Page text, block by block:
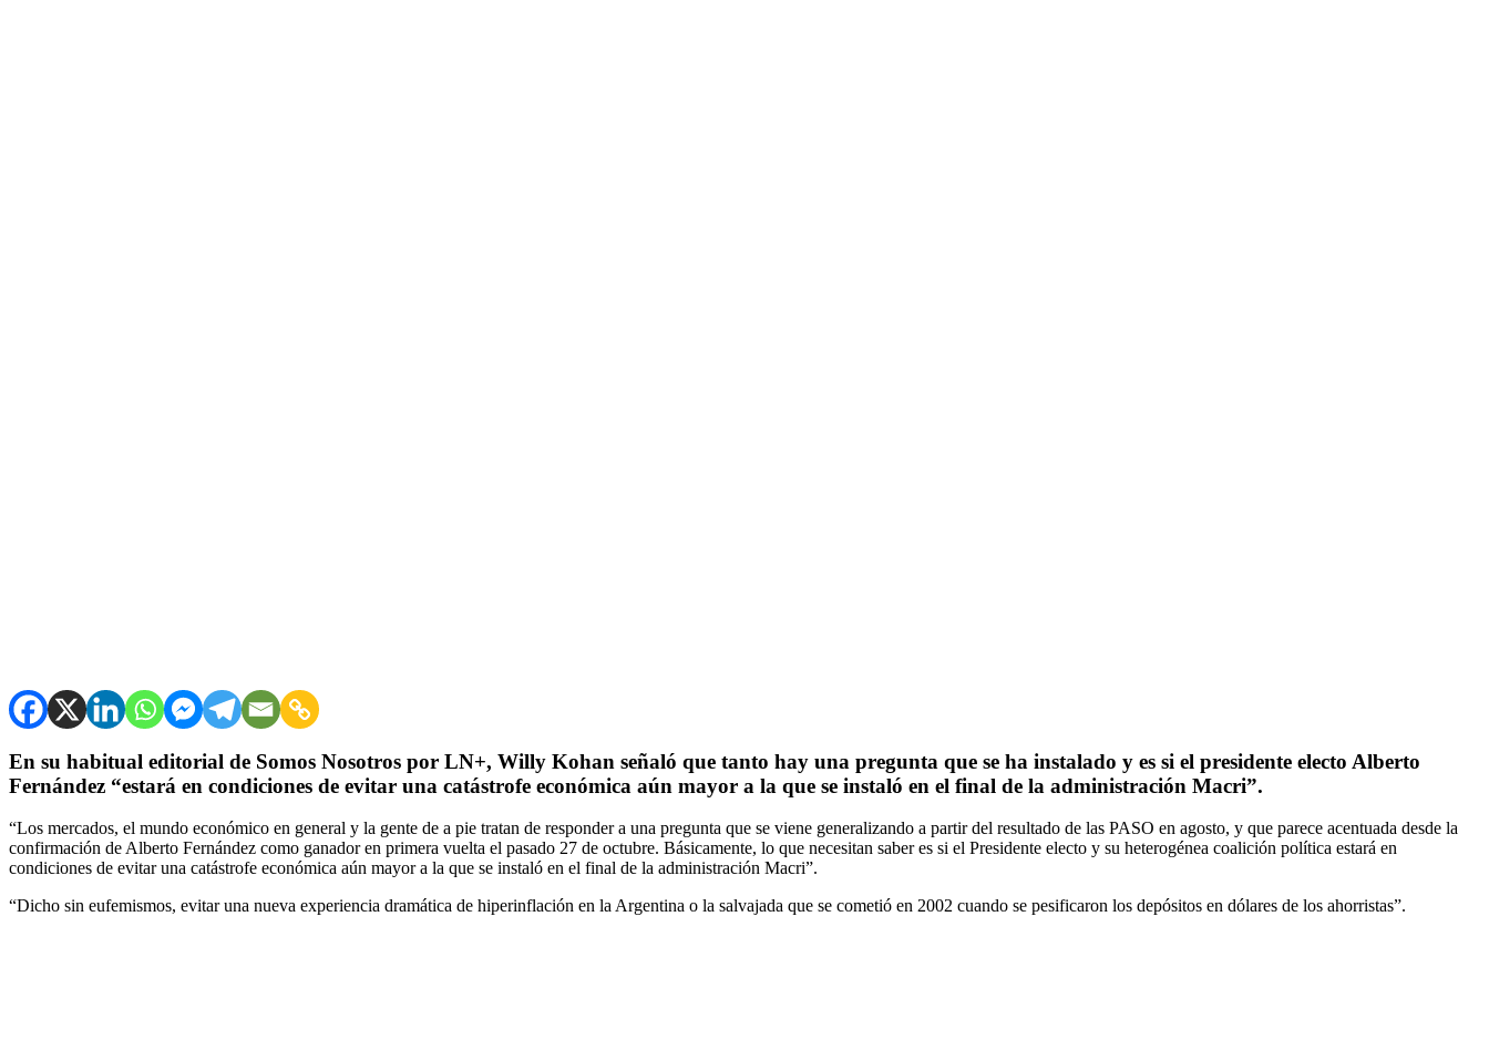
En su habitual editorial de Somos Nosotros por LN+, Willy Kohan señaló que tanto hay una pregunta que se ha instalado y es si el presidente electo Alberto
Fernández “estará en condiciones de evitar una catástrofe económica aún mayor a la que se instaló en el final de la administración Macri”.
“Los mercados, el mundo económico en general y la gente de a pie tratan de responder a una pregunta que se viene generalizando a partir del resultado de las PASO en agosto, y que parece acentuada desde la
confirmación de Alberto Fernández como ganador en primera vuelta el pasado 27 de octubre. Básicamente, lo que necesitan saber es si el Presidente electo y su heterogénea coalición política estará en
condiciones de evitar una catástrofe económica aún mayor a la que se instaló en el final de la administración Macri”.
“Dicho sin eufemismos, evitar una nueva experiencia dramática de hiperinflación en la Argentina o la salvajada que se cometió en 2002 cuando se pesificaron los depósitos en dólares de los ahorristas”.